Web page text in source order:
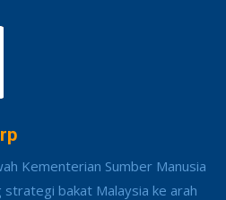
Kementerian Sumber Manusia
bakat Malaysia ke arah